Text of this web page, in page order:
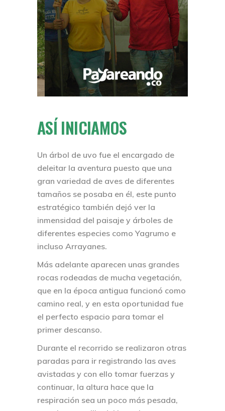
ASÍ INICIAMOS
Un árbol de uvo fue el encargado de
deleitar la aventura puesto que una
gran variedad de aves de diferentes
tamaños se posaba en él, este punto
estratégico también dejó ver la
inmensidad del paisaje y árboles de
diferentes especies como Yagrumo e
incluso Arrayanes.
Más adelante aparecen unas grandes
rocas rodeadas de mucha vegetación,
que en la época antigua funcionó como
camino real, y en esta oportunidad fue
el perfecto espacio para tomar el
primer descanso.
Durante el recorrido se realizaron otras
paradas para ir registrando las aves
avistadas y con ello tomar fuerzas y
continuar, la altura hace que la
respiración sea un poco más pesada,